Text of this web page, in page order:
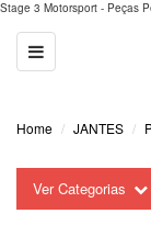
Stage 3 Motorsport - Peças
Toggle
navigation
Home JANTES
Ver Categorias